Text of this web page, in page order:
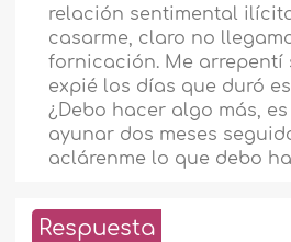
relación sentimental
casarme, claro no
fornicación. Me arrepentí
expié los días que duró
¿Debo hacer algo más,
ayunar dos meses
aclárenme lo que debo
Respuesta